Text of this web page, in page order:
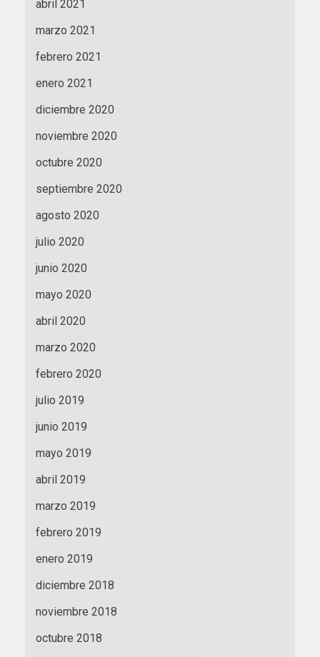
abril 2021
marzo 2021
febrero 2021
enero 2021
diciembre 2020
noviembre 2020
octubre 2020
septiembre 2020
agosto 2020
julio 2020
junio 2020
mayo 2020
abril 2020
marzo 2020
febrero 2020
julio 2019
junio 2019
mayo 2019
abril 2019
marzo 2019
febrero 2019
enero 2019
diciembre 2018
noviembre 2018
octubre 2018